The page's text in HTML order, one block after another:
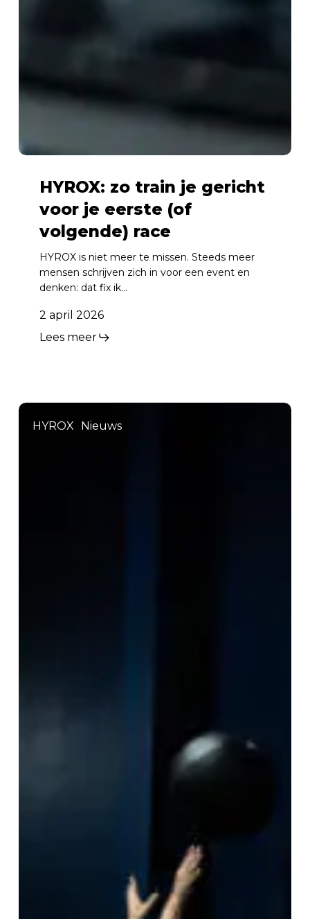
HYROX: zo train je gericht
voor je eerste (of
volgende) race
HYROX is niet meer te missen. Steeds meer
mensen schrijven zich in voor een event en
denken: dat fix ik…
2 april 2026
Lees meer
HYROX Nieuws